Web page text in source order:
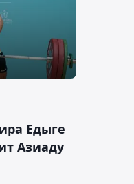
Едыге
Азиаду